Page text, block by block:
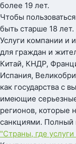
более 19 лет.
Чтобы
быть старше 18 лет.
Услуги компании и
для граждан и
Китай, КНДР,
Испания,
как государства с
имеющие
регионов, которые
санкциями. Полный
"Страны, где